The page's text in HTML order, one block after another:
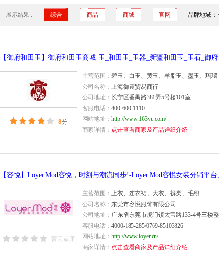
展示结果 : 综合 商品 商城 官网 品牌地域：
8分
主营范围：碧玉、白玉、黄玉、羊脂玉、墨玉、玛瑙
公司名称：上海御震贸易商行
公司地址：长宁区番禺路381弄5号楼101室
客服电话：400-600-1110
网站地址：http://www.163yu.com/
商家详情： 点击查看商家及产品详细介绍
暂无点评
主营范围：上衣、连衣裙、大衣、裤类、毛织
公司名称： 东莞市容悦服饰有限公司
公司地址： 广东省东莞市虎门镇太宝路133-4号三楼
客服电话：4000-185-285/0769-85103326
网站地址：http://www.loyer.cn/
商家详情： 点击查看商家及产品详细介绍